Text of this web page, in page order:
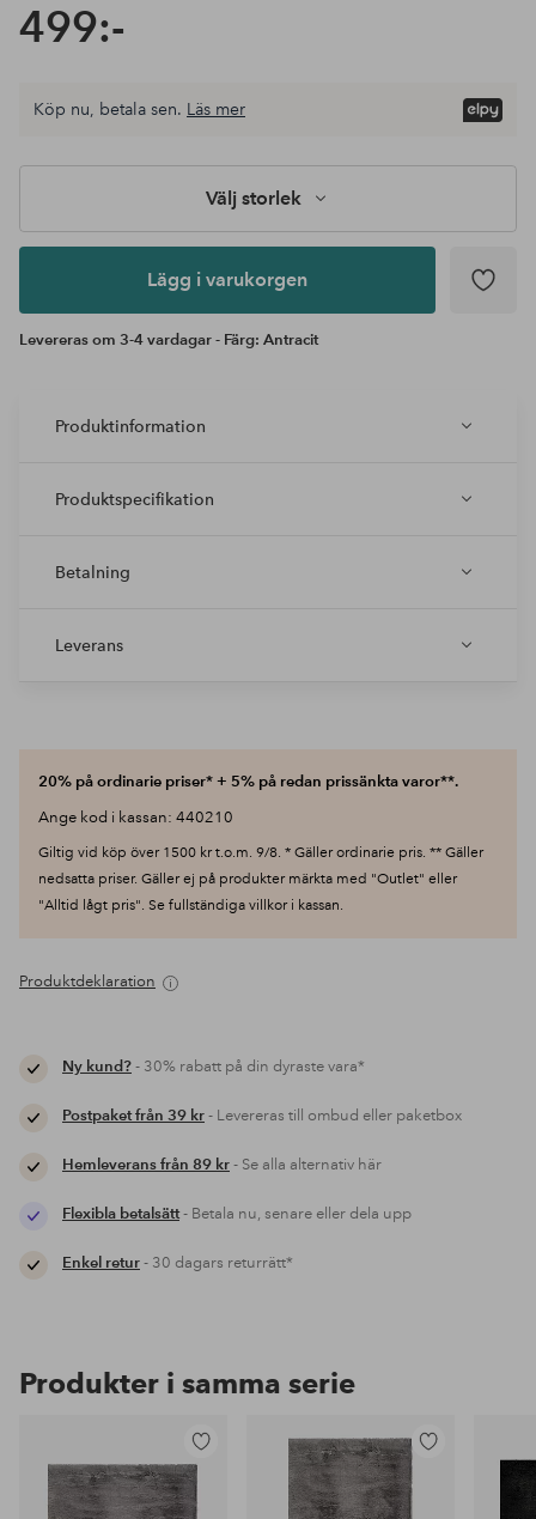
499:-
storlek
Lägg i
Köp nu, betala sen. Läs mer
Välj storlek
Lägg i varukorgen
Levereras om 3-4 vardagar - Färg: Antracit
Produktinformation
Produktspecifikation
Betalning
Leverans
20% på ordinarie priser* + 5% på redan prissänkta varor**.
Ange kod i kassan: 440210
Giltig vid köp över 1500 kr t.o.m. 9/8. * Gäller ordinarie pris. ** Gäller
nedsatta priser. Gäller ej på produkter märkta med "Outlet" eller
"Alltid lågt pris". Se fullständiga villkor i kassan.
Produktdeklaration
Ny kund?- 30% rabatt på din dyraste vara*
Postpaket från 39 kr- Levereras till ombud eller paketbox
Hemleverans från 89 kr- Se alla alternativ här
Flexibla betalsätt- Betala nu, senare eller dela upp
Enkel retur- 30 dagars returrätt*
Produkter i samma serie
Lägg
till
i
Lägg
till
i